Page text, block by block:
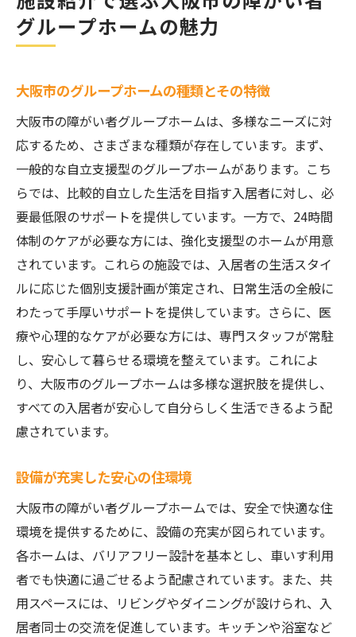
グループホームの魅力
大阪市のグループホームの種類とその特徴
大阪市の障がい者グループホームは、多様なニーズに対
応するため、さまざまな種類が存在しています。まず、
一般的な自立支援型のグループホームがあります。こち
らでは、比較的自立した生活を目指す入居者に対し、必
要最低限のサポートを提供しています。一方で、24時間
体制のケアが必要な方には、強化支援型のホームが用意
されています。これらの施設では、入居者の生活スタイ
ルに応じた個別支援計画が策定され、日常生活の全般に
わたって手厚いサポートを提供しています。さらに、医
療や心理的なケアが必要な方には、専門スタッフが常駐
し、安心して暮らせる環境を整えています。これによ
り、大阪市のグループホームは多様な選択肢を提供し、
すべての入居者が安心して自分らしく生活できるよう配
慮されています。
設備が充実した安心の住環境
大阪市の障がい者グループホームでは、安全で快適な住
環境を提供するために、設備の充実が図られています。
各ホームは、バリアフリー設計を基本とし、車いす利用
者でも快適に過ごせるよう配慮されています。また、共
用スペースには、リビングやダイニングが設けられ、入
居者同士の交流を促進しています。キッチンや浴室など